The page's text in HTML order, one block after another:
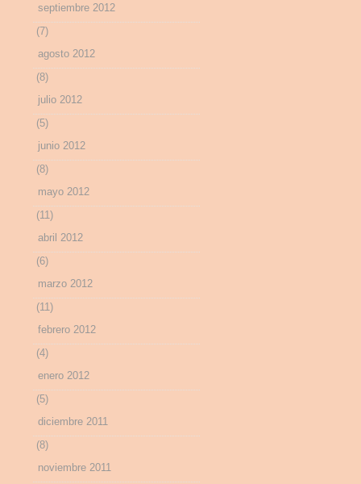
septiembre 2012
(7)
agosto 2012
(8)
julio 2012
(5)
junio 2012
(8)
mayo 2012
(11)
abril 2012
(6)
marzo 2012
(11)
febrero 2012
(4)
enero 2012
(5)
diciembre 2011
(8)
noviembre 2011